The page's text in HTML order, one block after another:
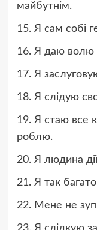
майбутнім.
15. Я сам собі
16. Я даю волю
17. Я
18. Я слідую
19. Я стаю все
роблю.
20. Я людина
21. Я так
22. Мене не